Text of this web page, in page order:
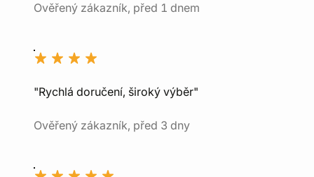
Ověřený zákazník, před 1 dnem
"Rychlá doručení, široký výběr"
Ověřený zákazník, před 3 dny